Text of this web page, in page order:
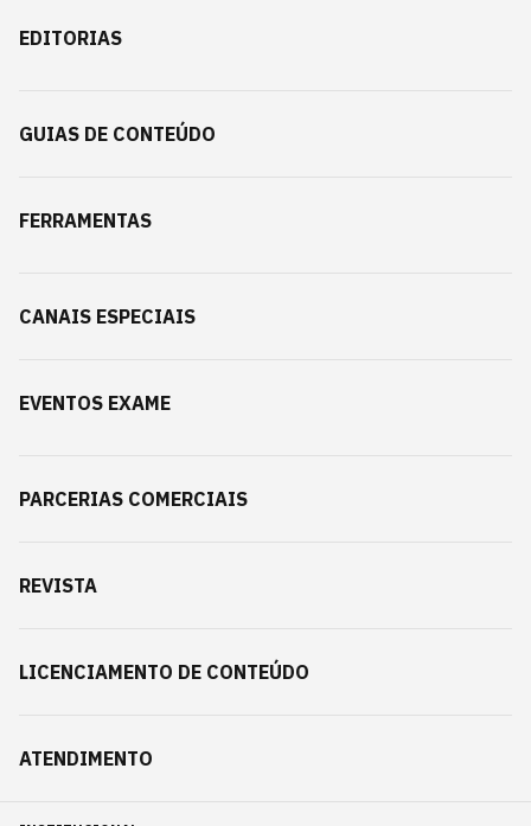
EDITORIAS
GUIAS DE CONTEÚDO
FERRAMENTAS
CANAIS ESPECIAIS
EVENTOS EXAME
PARCERIAS COMERCIAIS
REVISTA
LICENCIAMENTO DE CONTEÚDO
ATENDIMENTO